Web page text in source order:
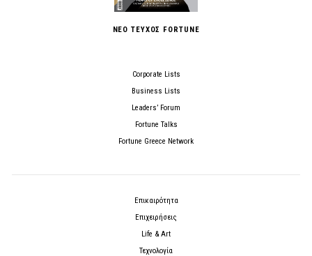
ΝΕΟ ΤΕΥΧΟΣ FORTUNE
Corporate Lists
Business Lists
Leaders’ Forum
Fortune Talks
Fortune Greece Network
Επικαιρότητα
Επιχειρήσεις
Life & Art
Τεχνολογία